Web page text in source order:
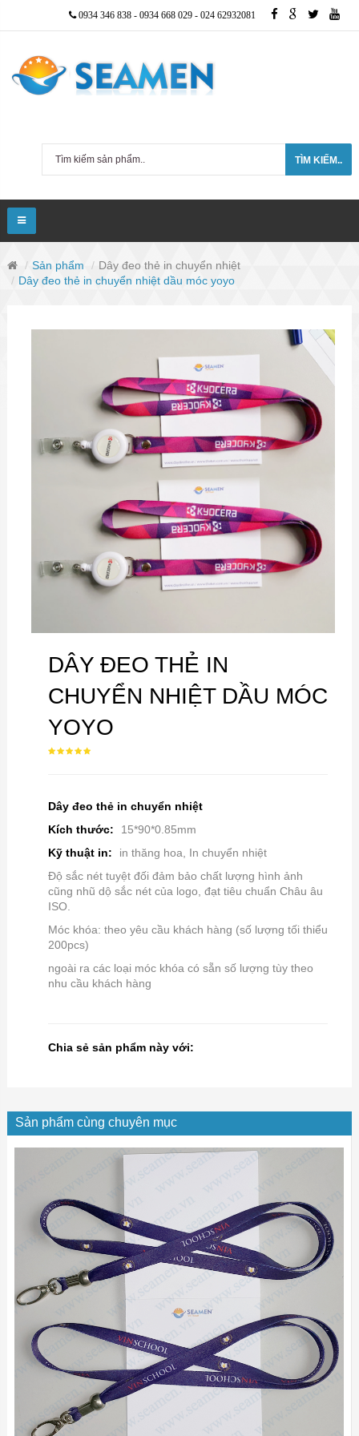
0934 346 838 - 0934 668 029 - 024 62932081
TÌM KIẾM..
Sản phẩm
Dây đeo thẻ in chuyển nhiệt
Dây đeo thẻ in chuyển nhiệt dầu móc yoyo
DÂY ĐEO THẺ IN
CHUYỂN NHIỆT DẦU MÓC
YOYO
Dây đeo thẻ in chuyển nhiệt
Kích thước:
15*90*0.85mm
Kỹ thuật in:
in thăng hoa, In chuyển nhiệt
Độ sắc nét tuyệt đối đảm bảo chất lượng hình ảnh
cũng nhũ dộ sắc nét của logo, đạt tiêu chuẩn Châu âu
ISO.
Móc khóa: theo yêu cầu khách hàng (số lượng tối thiểu
200pcs)
ngoài ra các loại móc khóa có sẵn số lượng tùy theo
nhu cầu khách hàng
Chia sẻ sản phẩm này với:
Sản phẩm cùng chuyên mục